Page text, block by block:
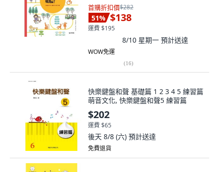
首購折扣價$282
51% $138
運費 $195
8/10 星期一 預計送達
WOW免運
(16)
快樂鍵盤和聲 基礎篇 1 2 3 4 5 練習篇
萌音文化, 快樂鍵盤和聲5 練習篇
$202
運費 $65
後天 8/8 (六) 預計送達
免費退貨